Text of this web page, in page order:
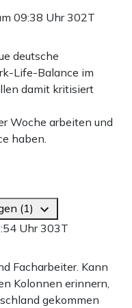
09:38 Uhr302T
deutsche
Life-Balance im
damit kritisiert
Woche arbeiten und
haben.
(1)
Uhr303T
Facharbeiter. Kann
Kolonnen erinnern,
gekommen